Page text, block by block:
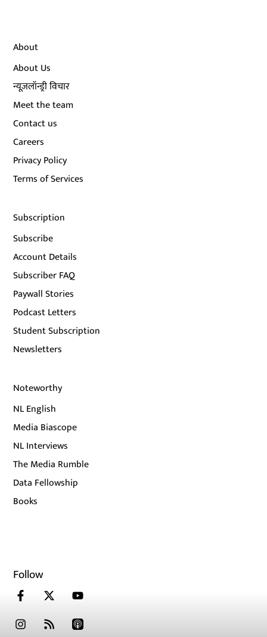
About
About Us
न्यूज़लॉन्ड्री विचार
Meet the team
Contact us
Careers
Privacy Policy
Terms of Services
Subscription
Subscribe
Account Details
Subscriber FAQ
Paywall Stories
Podcast Letters
Student Subscription
Newsletters
Noteworthy
NL English
Media Biascope
NL Interviews
The Media Rumble
Data Fellowship
Books
Follow